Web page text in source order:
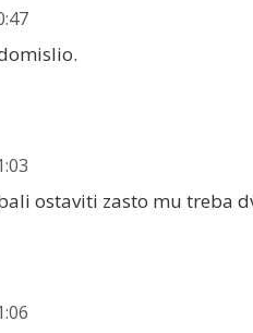
ostaviti zasto mu treba